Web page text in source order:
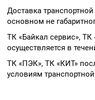
Доставка
основном не
ТК «Байкал сервис»,
осуществляется в
ТК «ПЭК», ТК «КИТ»
условиям